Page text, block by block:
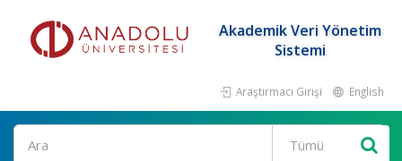
Akademik Veri Yönetim
Sistemi
Araştırmacı Girişi English
Ara